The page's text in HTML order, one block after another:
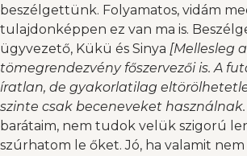
beszélgettünk. Folyamatos, vidám
tulajdonképpen ez van ma is.
ügyvezető, Kükü és Sinya [Mellesleg
tömegrendezvény főszervezői is. A
íratlan, de gyakorlatilag
szinte csak beceneveket használnak.
barátaim, nem tudok velük szigorú
szúrhatom le őket. Jó, ha valamit nem